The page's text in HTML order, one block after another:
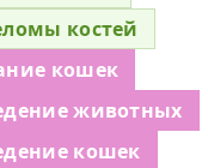
костей
кошек
животных
кошек